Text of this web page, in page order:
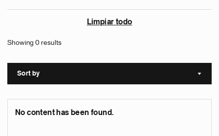
Limpiar todo
Showing 0 results
Sort by Sort
No content has been found.